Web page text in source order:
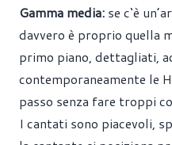
Gamma media: se c‘è
davvero è proprio quella
primo piano, dettagliati,
contemporaneamente le
passo senza fare troppi
I cantati sono piacevoli,